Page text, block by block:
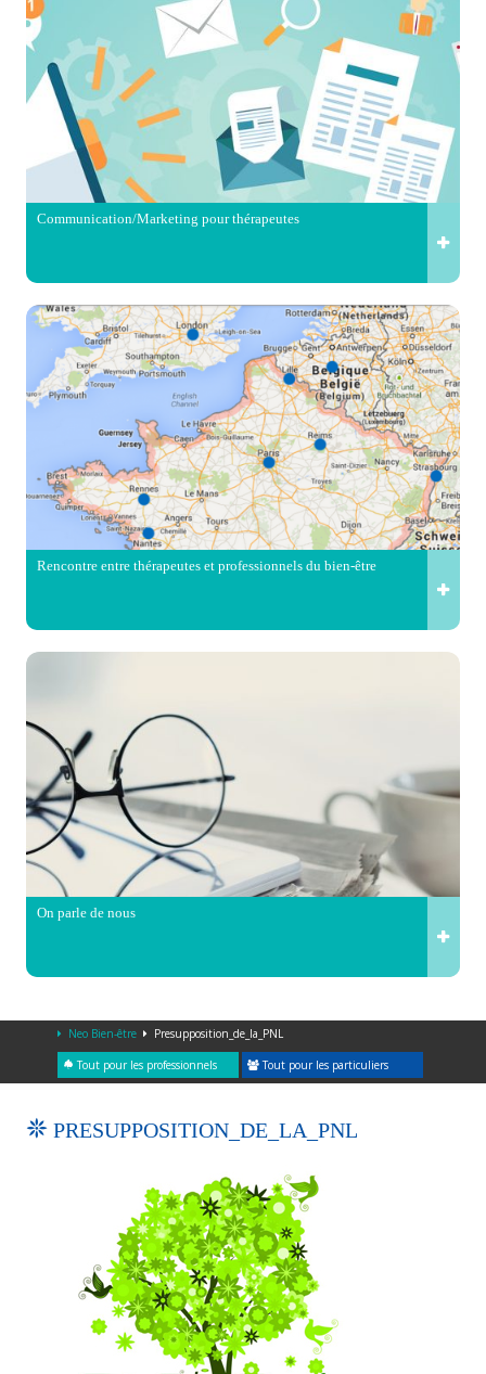
Communication/Marketing pour thérapeutes
Rencontre entre thérapeutes et professionnels du bien-être
On parle de nous
Neo Bien-être Presupposition_de_la_PNL
Tout pour les professionnels Tout pour les particuliers
PRESUPPOSITION_DE_LA_PNL